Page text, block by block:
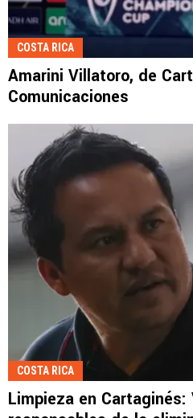
COSTA RICA
Amarini Villatoro, de
Comunicaciones
COSTA RICA
Limpieza en